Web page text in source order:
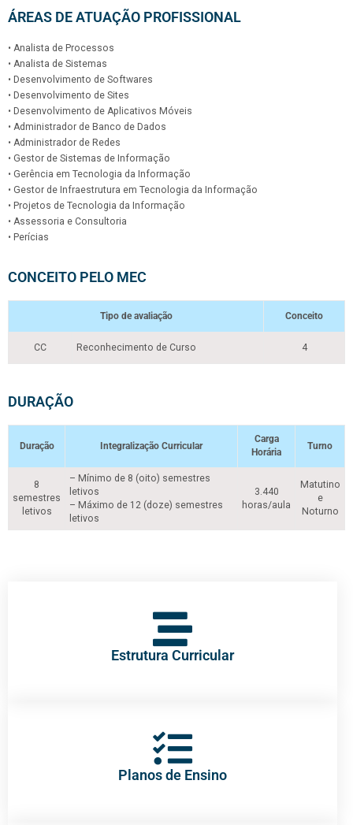
ÁREAS DE ATUAÇÃO PROFISSIONAL
• Analista de Processos
• Analista de Sistemas
• Desenvolvimento de Softwares
• Desenvolvimento de Sites
• Desenvolvimento de Aplicativos Móveis
• Administrador de Banco de Dados
• Administrador de Redes
• Gestor de Sistemas de Informação
• Gerência em Tecnologia da Informação
• Gestor de Infraestrutura em Tecnologia da Informação
• Projetos de Tecnologia da Informação
• Assessoria e Consultoria
• Perícias
CONCEITO PELO MEC
Tipo de avaliação Conceito
CC Reconhecimento de Curso 4
DURAÇÃO
Duração Integralização Curricular
Carga
Horária
Turno
8
semestres
letivos
– Mínimo de 8 (oito) semestres
letivos
– Máximo de 12 (doze) semestres
letivos
3.440
horas/aula
Matutino
e
Noturno
Estrutura Curricular
Planos de Ensino